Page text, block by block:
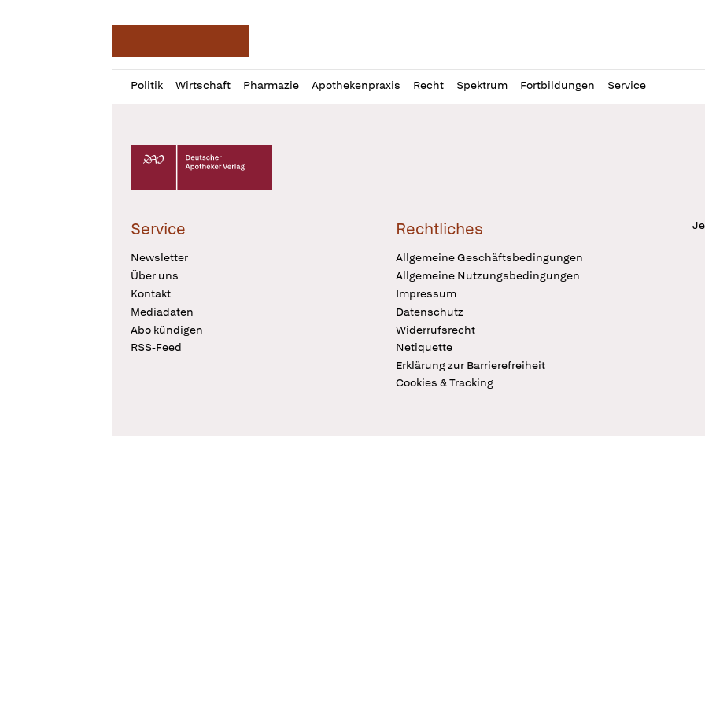
Politik Wirtschaft Pharmazie Apothekenpraxis Recht Spektrum Fortbildungen Service
Profil
öffnen
Daz
Pur
Deutscher Apotheker Verlag Logo
Service
Newsletter
Über uns
Kontakt
Mediadaten
Abo kündigen
RSS-Feed
Rechtliches
Allgemeine Geschäftsbedingungen
Allgemeine Nutzungsbedingungen
Impressum
Datenschutz
Widerrufsrecht
Netiquette
Erklärung zur Barrierefreiheit
Cookies & Tracking